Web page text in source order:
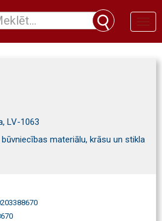
LV-1063
materiālu, krāsu un stikla